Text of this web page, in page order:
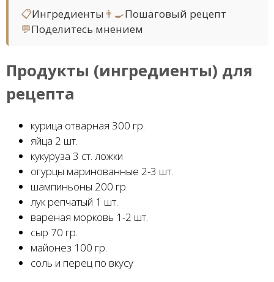
📋Ингредиенты 👨‍🍳Пошаговый рецепт
💬Поделитесь мнением
Продукты (ингредиенты) для
рецепта
курица отварная 300 гр.
яйца 2 шт.
кукуруза 3 ст. ложки
огурцы маринованные 2-3 шт.
шампиньоны 200 гр.
лук репчатый 1 шт.
вареная морковь 1-2 шт.
сыр 70 гр.
майонез 100 гр.
соль и перец по вкусу